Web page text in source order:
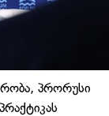
პრორუსი